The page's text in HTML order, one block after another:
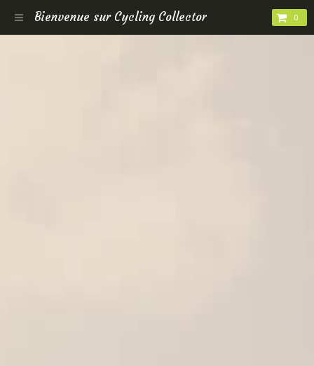
Bienvenue sur Cycling Collector 0